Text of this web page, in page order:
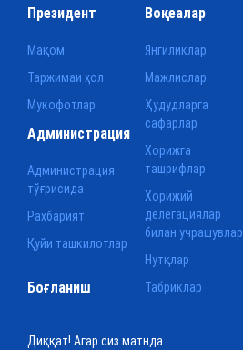
Президент
Мақом
Таржимаи ҳол
Мукофотлар
Воқеалар
Янгиликлар
Мажлислар
Ҳудудларга
сафарлар
Хорижга
ташрифлар
Хорижий
делегациялар
билан учрашувлар
Нутқлар
Табриклар
Администрация
Администрация
тўғрисида
Раҳбарият
Қуйи ташкилотлар
Боғланиш
Диққат! Агар сиз матнда